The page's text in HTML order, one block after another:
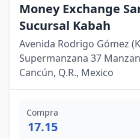
Money Exchange
Sucursal Kabah
Avenida Rodrigo Gómez
Supermanzana 37
Cancún, Q.R., Mexico
Compra
17.15